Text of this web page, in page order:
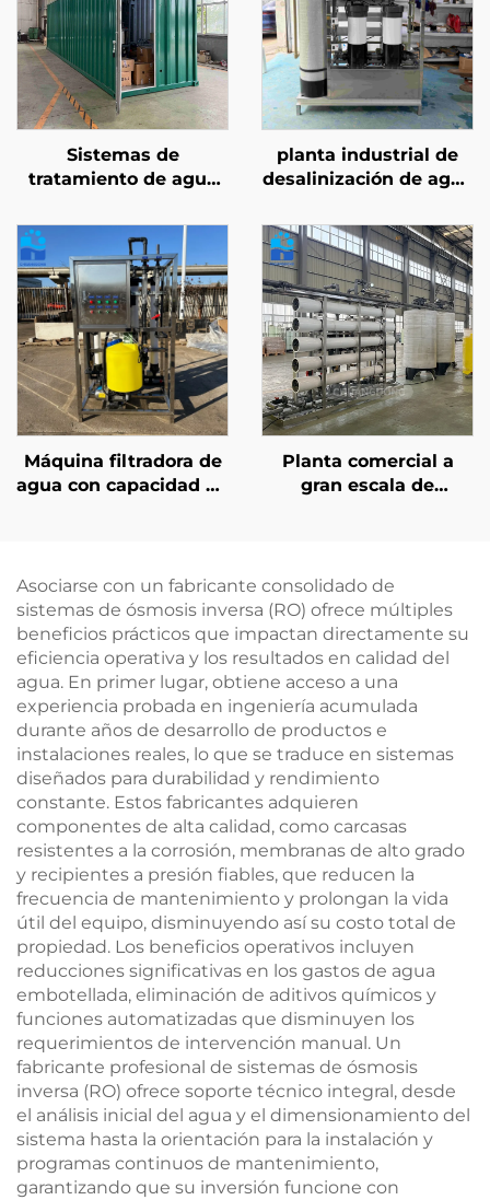
Sistemas de
tratamiento de agua
certificados CE/ISO |
Sistema industrial de
ósmosis inversa (RO)
de 50 a 500 m³/d
planta industrial de
desalinización de agua
sistema de
tratamiento de agua
SWRO para agua
potable
Máquina filtradora de
agua con capacidad de
por litro, en venta
Planta comercial a
gran escala de
calidad a instituciones
médicas, hospitales y
clínicas
Asociarse con un fabricante consolidado de
sistemas de ósmosis inversa (RO) ofrece múltiples
beneficios prácticos que impactan directamente su
eficiencia operativa y los resultados en calidad del
agua. En primer lugar, obtiene acceso a una
experiencia probada en ingeniería acumulada
durante años de desarrollo de productos e
instalaciones reales, lo que se traduce en sistemas
diseñados para durabilidad y rendimiento
constante. Estos fabricantes adquieren
componentes de alta calidad, como carcasas
resistentes a la corrosión, membranas de alto grado
y recipientes a presión fiables, que reducen la
frecuencia de mantenimiento y prolongan la vida
útil del equipo, disminuyendo así su costo total de
propiedad. Los beneficios operativos incluyen
reducciones significativas en los gastos de agua
embotellada, eliminación de aditivos químicos y
funciones automatizadas que disminuyen los
requerimientos de intervención manual. Un
fabricante profesional de sistemas de ósmosis
inversa (RO) ofrece soporte técnico integral, desde
el análisis inicial del agua y el dimensionamiento del
sistema hasta la orientación para la instalación y
programas continuos de mantenimiento,
garantizando que su inversión funcione con